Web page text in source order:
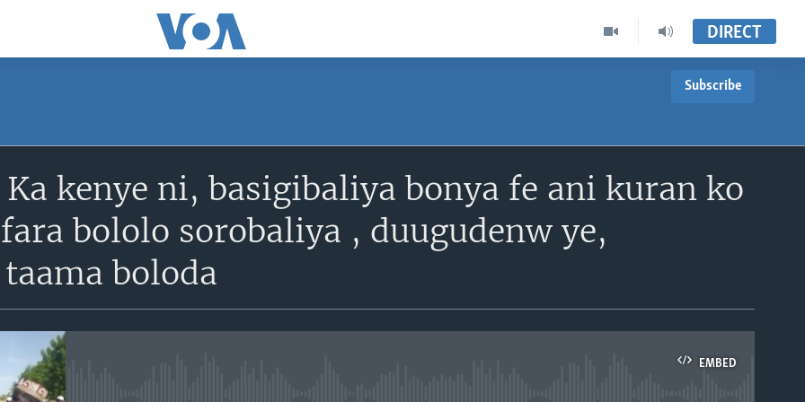
DIRECT
Subscribe
S'abonner
kenye ni, basigibaliya bonya fe ani kuran ko
bololo sorobaliya , duugudenw ye,
boloda
EMBED